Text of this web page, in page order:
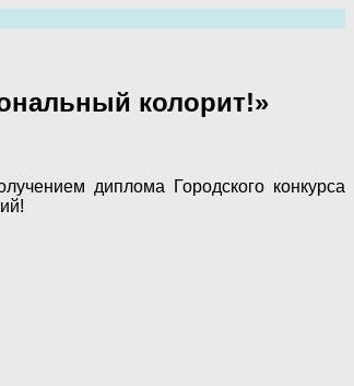
колорит!»
диплома Городского конкурса